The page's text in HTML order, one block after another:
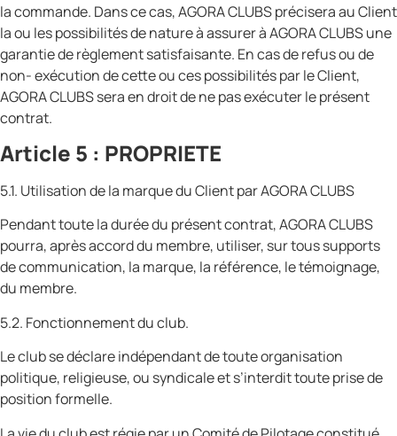
la commande. Dans ce cas, AGORA CLUBS précisera au Client
la ou les possibilités de nature à assurer à AGORA CLUBS une
garantie de règlement satisfaisante. En cas de refus ou de
non- exécution de cette ou ces possibilités par le Client,
AGORA CLUBS sera en droit de ne pas exécuter le présent
contrat.
Article 5 : PROPRIETE
5.1. Utilisation de la marque du Client par AGORA CLUBS
Pendant toute la durée du présent contrat, AGORA CLUBS
pourra, après accord du membre, utiliser, sur tous supports
de communication, la marque, la référence, le témoignage,
du membre.
5.2. Fonctionnement du club.
Le club se déclare indépendant de toute organisation
politique, religieuse, ou syndicale et s’interdit toute prise de
position formelle.